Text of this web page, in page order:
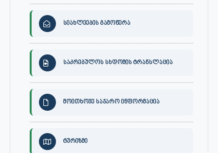
სიახლეების გამოწერა
საკრებულოს სხდომის ტრანსლაცია
მოითხოვე საჯარო ინფორმაცია
ტურიზმი